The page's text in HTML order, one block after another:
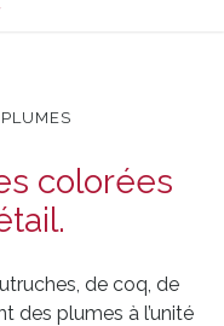
PLUMES
colorées
de coq, de
des plumes à l’unité